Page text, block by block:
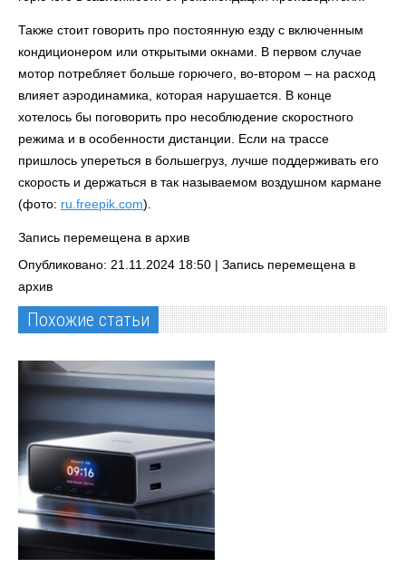
Также стоит говорить про постоянную езду с включенным
кондиционером или открытыми окнами. В первом случае
мотор потребляет больше горючего, во-втором – на расход
влияет аэродинамика, которая нарушается. В конце
хотелось бы поговорить про несоблюдение скоростного
режима и в особенности дистанции. Если на трассе
пришлось упереться в большегруз, лучше поддерживать его
скорость и держаться в так называемом воздушном кармане
(фото: ru.freepik.com).
Запись перемещена в архив
Опубликовано: 21.11.2024 18:50 | Запись перемещена в
архив
Похожие статьи